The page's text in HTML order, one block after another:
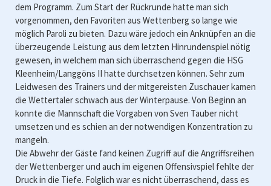
dem Programm. Zum Start der Rückrunde hatte man sich
vorgenommen, den Favoriten aus Wettenberg so lange wie
möglich Paroli zu bieten. Dazu wäre jedoch ein Anknüpfen an die
überzeugende Leistung aus dem letzten Hinrundenspiel nötig
gewesen, in welchem man sich überraschend gegen die HSG
Kleenheim/Langgöns II hatte durchsetzen können. Sehr zum
Leidwesen des Trainers und der mitgereisten Zuschauer kamen
die Wettertaler schwach aus der Winterpause. Von Beginn an
konnte die Mannschaft die Vorgaben von Sven Tauber nicht
umsetzen und es schien an der notwendigen Konzentration zu
mangeln.
Die Abwehr der Gäste fand keinen Zugriff auf die Angriffsreihen
der Wettenberger und auch im eigenen Offensivspiel fehlte der
Druck in die Tiefe. Folglich war es nicht überraschend, dass es